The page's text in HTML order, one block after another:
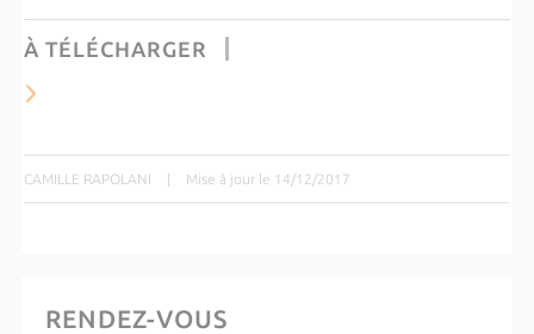
À TÉLÉCHARGER
CAMILLE RAPOLANI | Mise à jour le 14/12/2017
RENDEZ-VOUS